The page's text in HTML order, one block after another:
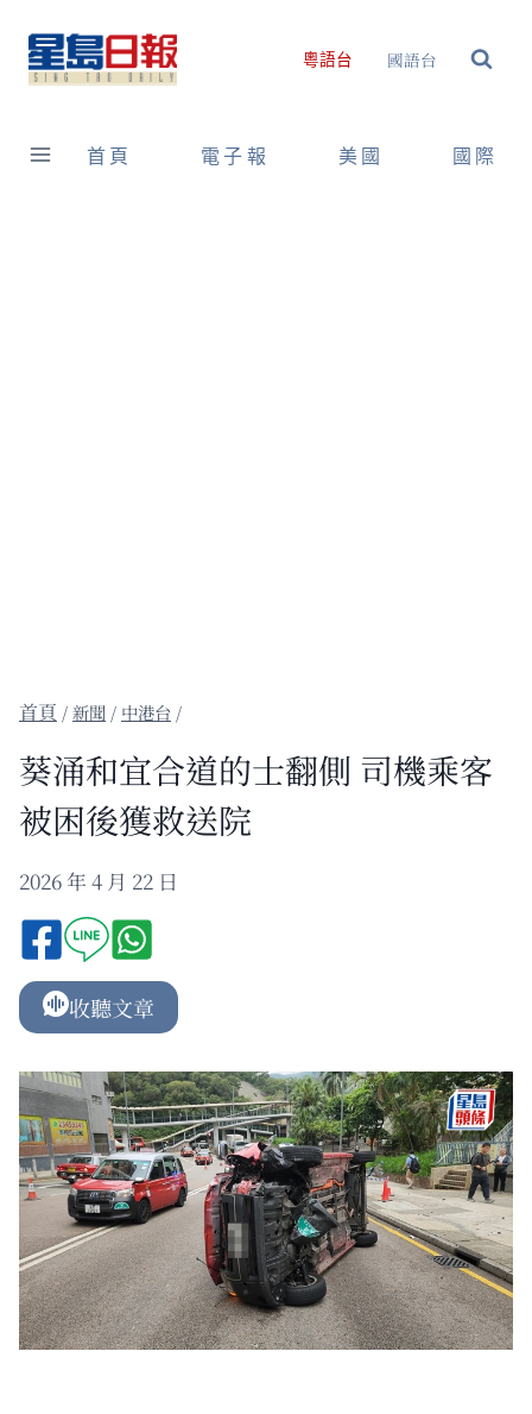
content
粵語台 國語台
首頁 電子報 美國 國際
/新聞 / 中港台 /
葵涌和宜合道的士翻側 司機乘客
被困後獲救送院
2026 年 4 月 22 日
收聽文章